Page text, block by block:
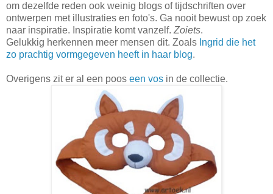
om dezelfde reden ook weinig blogs of tijdschriften over
ontwerpen met illustraties en foto's. Ga nooit bewust op zoek
naar inspiratie. Inspiratie komt vanzelf. Zoiets.
Gelukkig herkennen meer mensen dit. Zoals Ingrid die het
zo prachtig vormgegeven heeft in haar blog.
Overigens zit er al een poos een vos in de collectie.